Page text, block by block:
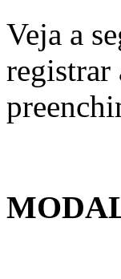
Veja a
registrar